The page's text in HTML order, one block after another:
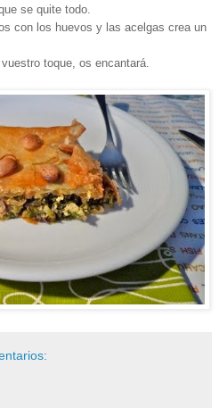
se quite todo.
con los huevos y las acelgas crea un
toque, os encantará.